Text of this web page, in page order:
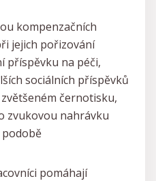
kompenzačních
jejich pořizování
příspěvku na péči,
sociálních příspěvků
zvětšeném černotisku,
zvukovou nahrávku
pomáhají